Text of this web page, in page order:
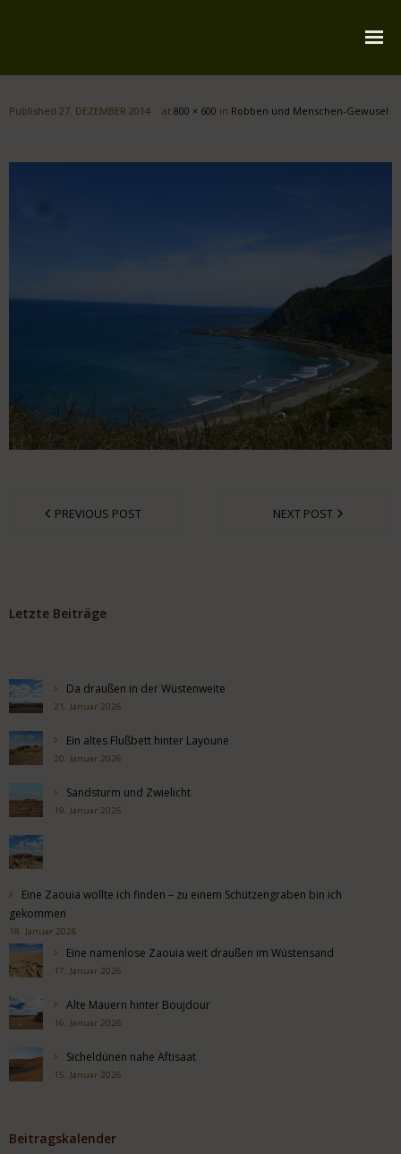
Published 27. DEZEMBER 2014 at 800 × 600 in Robben und Menschen-Gewusel
PREVIOUS POST NEXT POST
Letzte Beiträge
Da draußen in der Wüstenweite
21. Januar 2026
Ein altes Flußbett hinter Layoune
20. Januar 2026
Sandsturm und Zwielicht
19. Januar 2026
Eine Zaouia wollte ich finden – zu einem Schützengraben bin ich
gekommen
18. Januar 2026
Eine namenlose Zaouia weit draußen im Wüstensand
17. Januar 2026
Alte Mauern hinter Boujdour
16. Januar 2026
Sicheldünen nahe Aftisaat
15. Januar 2026
Beitragskalender